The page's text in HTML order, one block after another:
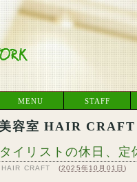
MENU STAFF
容室 HAIR
イリストの休日、定
HAIR CRAFT (2025年10月01日)